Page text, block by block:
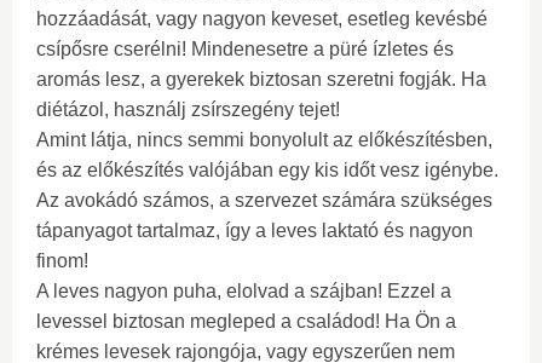
hozzáadását, vagy nagyon keveset, esetleg kevésbé
csípősre cserélni! Mindenesetre a püré ízletes és
aromás lesz, a gyerekek biztosan szeretni fogják. Ha
diétázol, használj zsírszegény tejet!
Amint látja, nincs semmi bonyolult az előkészítésben,
és az előkészítés valójában egy kis időt vesz igénybe.
Az avokádó számos, a szervezet számára szükséges
tápanyagot tartalmaz, így a leves laktató és nagyon
finom!
A leves nagyon puha, elolvad a szájban! Ezzel a
levessel biztosan megleped a családod! Ha Ön a
krémes levesek rajongója, vagy egyszerűen nem